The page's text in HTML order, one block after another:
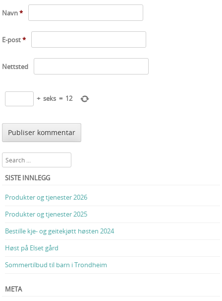
Navn*
E-post*
Nettsted
+ seks = 12
Search
SISTE INNLEGG
Produkter og tjenester 2026
Produkter og tjenester 2025
Bestille kje- og geitekjøtt høsten 2024
Høst på Elset gård
Sommertilbud til barn i Trondheim
META